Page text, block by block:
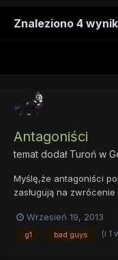
Znaleziono 4
Antagoniści
temat dodał Turoń w
Myślę,że antagoniści
zasługują na
Return of Tambelon"
wygląd ma niczego
Wrzesień 19, 2013
g1 bad guys (i 1